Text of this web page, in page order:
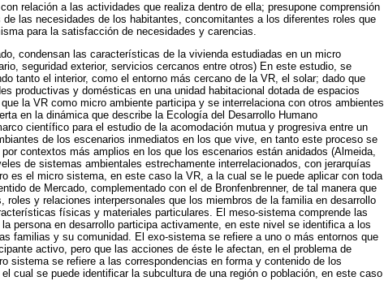
relación a las actividades que realiza dentro de ella; presupone comprensión
las necesidades de los habitantes, concomitantes a los diferentes roles que
para la satisfacción de necesidades y carencias.
condensan las características de la vivienda estudiadas en un micro
seguridad exterior, servicios cercanos entre otros) En este estudio, se
tanto el interior, como el entorno más cercano de la VR, el solar; dado que
productivas y domésticas en una unidad habitacional dotada de espacios
la VR como micro ambiente participa y se interrelaciona con otros ambientes
en la dinámica que describe la Ecología del Desarrollo Humano
científico para el estudio de la acomodación mutua y progresiva entre un
de los escenarios inmediatos en los que vive, en tanto este proceso se
contextos más amplios en los que los escenarios están anidados (Almeida,
de sistemas ambientales estrechamente interrelacionados, con jerarquías
es el micro sistema, en este caso la VR, a la cual se le puede aplicar con toda
de Mercado, complementado con el de Bronfenbrenner, de tal manera que
roles y relaciones interpersonales que los miembros de la familia en desarrollo
físicas y materiales particulares. El meso-sistema comprende las
persona en desarrollo participa activamente, en este nivel se identifica a los
familias y su comunidad. El exo-sistema se refiere a uno o más entornos que
activo, pero que las acciones de éste le afectan, en el problema de
sistema se refiere a las correspondencias en forma y contenido de los
cual se puede identificar la subcultura de una región o población, en este caso